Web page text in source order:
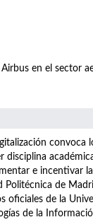
en el sector
convoca
disciplina
e incentivar
Politécnica de
oficiales de la
de la